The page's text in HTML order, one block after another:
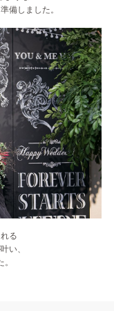
備しました。
る
い、